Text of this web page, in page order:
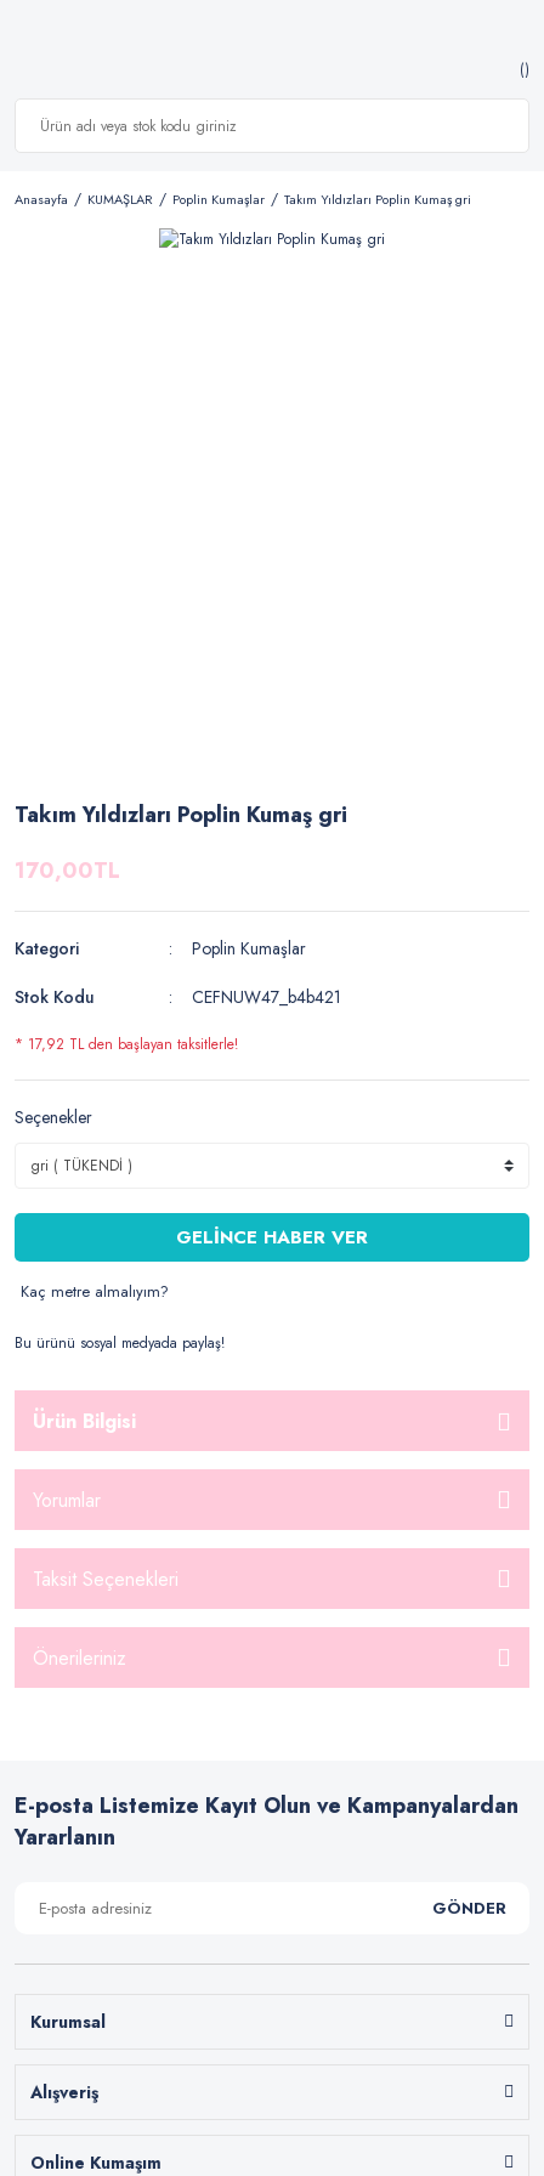
Anasayfa KUMAŞLAR Poplin Kumaşlar Takım Yıldızları Poplin Kumaş gri
Takım Yıldızları Poplin Kumaş gri
170,00TL
Kategori
Poplin Kumaşlar
Stok Kodu
CEFNUW47_b4b421
* 17,92 TL den başlayan taksitlerle!
Seçenekler
GELİNCE HABER VER
Kaç metre almalıyım?
Bu ürünü sosyal medyada paylaş!
Ürün Bilgisi
Yorumlar
Taksit Seçenekleri
Önerileriniz
E-posta Listemize Kayıt Olun ve Kampanyalardan
Yararlanın
GÖNDER
Kurumsal
Alışveriş
Online Kumaşım